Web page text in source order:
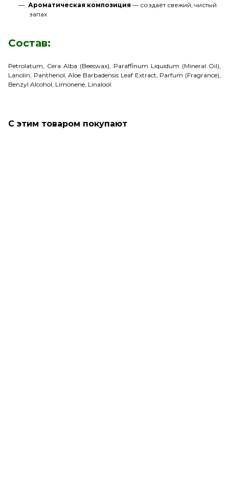
Ароматическая композиция — создаёт свежий, чистый
запах
Состав:
Petrolatum, Cera Alba (Beeswax), Paraffinum Liquidum (Mineral Oil),
Lanolin, Panthenol, Aloe Barbadensis Leaf Extract, Parfum (Fragrance),
Benzyl Alcohol, Limonene, Linalool.
С этим товаром покупают